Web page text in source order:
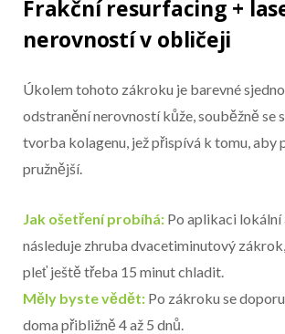
Frakční resurfacing +
nerovností v obličeji
Úkolem tohoto zákroku je barevné
odstranění nerovností kůže, souběžně se
tvorba kolagenu, jež přispívá k tomu, aby
pružnější.
Jak ošetření probíhá: Po aplikaci lokální
následuje zhruba dvacetiminutový
pleť ještě třeba 15 minut chladit.
Měly byste vědět: Po zákroku se
doma přibližně 4 až 5 dnů.